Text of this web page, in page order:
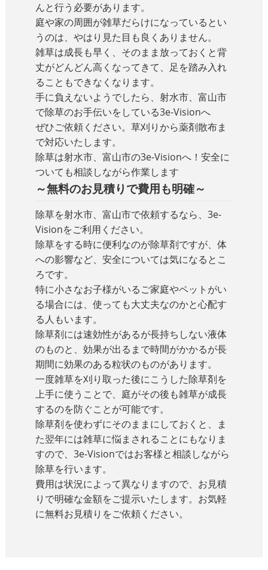
んと行う必要があります。
庭や家の周囲が雑草だらけになっているとい
うのは、やはり見た目も良くありません。
雑草は成長も早く、そのまま放っておくと背
丈がどんどん高くなってきて、足を踏み入れ
ることもできなくなります。
手に負えないようでしたら、射水市、富山市
で除草のお手伝いをしている3e-Visionへ
ぜひご依頼ください。草刈りから薬剤散布ま
で対応いたします。
除草は射水市、富山市の3e-Visionへ！安全に
ついても相談しながら作業します
～無料のお見積りで費用も明確～
除草を射水市、富山市で依頼するなら、3e-
Visionをご利用ください。
除草をする時に便利なのが除草剤ですが、体
への影響など、安全については気になるとこ
ろです。
特に小さなお子様がいるご家庭やペットがい
る場合には、使っても大丈夫なのかと心配す
る人もいます。
除草剤には速効性があるが長持ちしない液体
のものと、効果が出るまで時間がかかるが長
期間に効果のある粒状のものがあります。
一度雑草を刈り取った後にこうした除草剤を
上手に使うことで、庭がその後も雑草が成長
するのを防ぐことが可能です。
除草剤を使わずにそのままにしておくと、ま
た翌年には雑草に悩まされることにもなりま
すので、3e-Visionではお客様と相談しながら
除草を行います。
費用は状況によって異なりますので、お見積
りで明確な金額をご提示いたします。お気軽
に無料お見積りをご依頼ください。